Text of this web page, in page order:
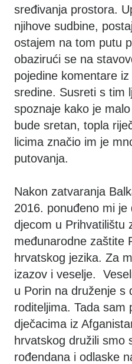
sređivanja prostora.
njihove sudbine,
ostajem na tom putu
obazirući se na
pojedine komentare
sredine. Susreti s tim
spoznaje kako je
bude sretan, topla
licima značio im je
putovanja.
Nakon zatvaranja
2016. ponuđeno mi
djecom u Prihvatilištu
međunarodne zaštite
hrvatskog jezika. Za
izazov i veselje.
u Porin na druženje s
roditeljima. Tada sam
dječacima iz
hrvatskog družili smo
rođendana i odlaske